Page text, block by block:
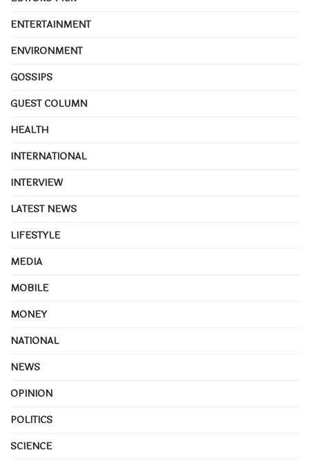
ENTERTAINMENT
ENVIRONMENT
GOSSIPS
GUEST COLUMN
HEALTH
INTERNATIONAL
INTERVIEW
LATEST NEWS
LIFESTYLE
MEDIA
MOBILE
MONEY
NATIONAL
NEWS
OPINION
POLITICS
SCIENCE